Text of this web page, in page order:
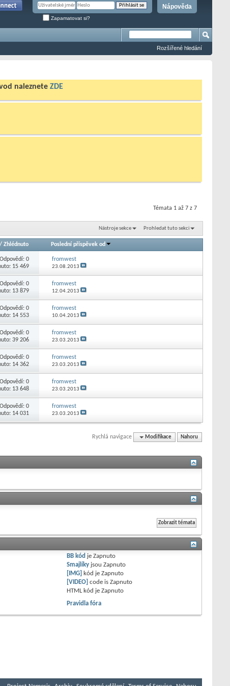
Nápověda
Zapamatovat si?
Rozšířené hledání
naleznete ZDE
Témata 1 až 7 z 7
Nástroje sekce Prohledat tuto sekci
Zhlédnuto Poslední příspěvek od
Odpovědí:0
15 469
fromwest
23.08.2013
Odpovědí:0
13 879
fromwest
12.04.2013
Odpovědí:0
14 553
fromwest
10.04.2013
Odpovědí:0
39 206
fromwest
23.03.2013
Odpovědí:0
14 362
fromwest
23.03.2013
Odpovědí:0
13 648
fromwest
23.03.2013
Odpovědí:0
14 031
fromwest
23.03.2013
Rychlá navigace Modifikace Nahoru
BB kód jeZapnuto
Smajlíky jsouZapnuto
[IMG] kód jeZapnuto
[VIDEO] code isZapnuto
HTML kód jeZapnuto
Pravidla fóra